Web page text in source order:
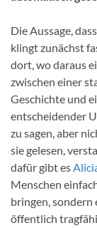
Die Aussage,
klingt zunächst
dort, wo daraus
zwischen einer
Geschichte und
entscheidender
zu sagen, aber
sie gelesen,
dafür gibt es
Menschen
bringen, sondern
öffentlich